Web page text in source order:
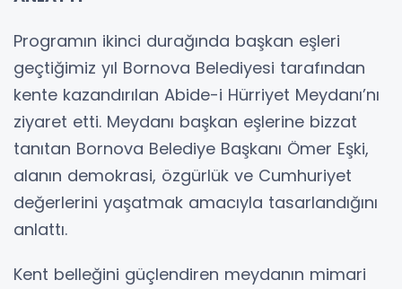
Programın ikinci durağında başkan eşleri
geçtiğimiz yıl Bornova Belediyesi tarafından
kente kazandırılan Abide-i Hürriyet Meydanı’nı
ziyaret etti. Meydanı başkan eşlerine bizzat
tanıtan Bornova Belediye Başkanı Ömer Eşki,
alanın demokrasi, özgürlük ve Cumhuriyet
değerlerini yaşatmak amacıyla tasarlandığını
anlattı.
Kent belleğini güçlendiren meydanın mimari